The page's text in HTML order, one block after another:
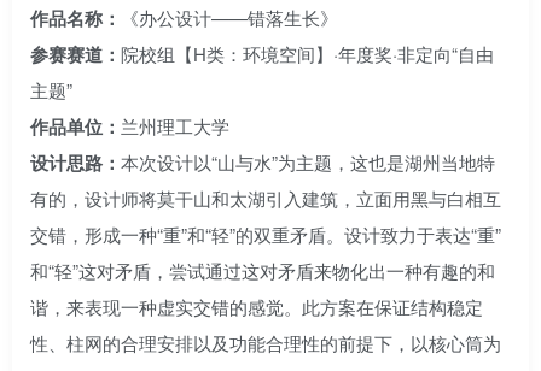
作品名称： 《办公设计——错落生长》
参赛赛道： 院校组【H类：环境空间】·年度奖·非定向“自由
主题”
作品单位： 兰州理工大学
设计思路： 本次设计以“山与水”为主题，这也是湖州当地特
有的，设计师将莫干山和太湖引入建筑，立面用黑与白相互
交错，形成一种“重”和“轻”的双重矛盾。设计致力于表达“重”
和“轻”这对矛盾，尝试通过这对矛盾来物化出一种有趣的和
谐，来表现一种虚实交错的感觉。此方案在保证结构稳定
性、柱网的合理安排以及功能合理性的前提下，以核心筒为